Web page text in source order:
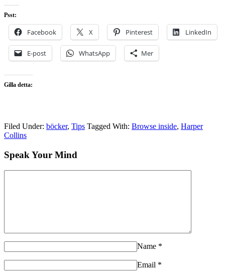
Psst:
Facebook X Pinterest LinkedIn
E-post WhatsApp Mer
Gilla detta:
Filed Under: böcker, Tips Tagged With: Browse inside, Harper
Collins
Speak Your Mind
Name *
Email *